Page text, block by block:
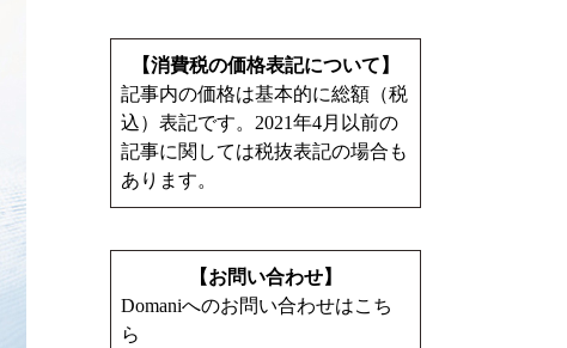
【消費税の価格表記について】
記事内の価格は基本的に総額（税
込）表記です。2021年4月以前の
記事に関しては税抜表記の場合も
あります。
【お問い合わせ】
Domaniへのお問い合わせはこち
ら